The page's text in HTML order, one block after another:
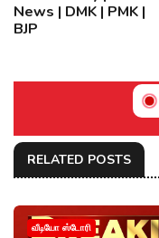
News | DMK | PMK |
BJP
RELATED POSTS
வீடியோ ஸ்டோரி